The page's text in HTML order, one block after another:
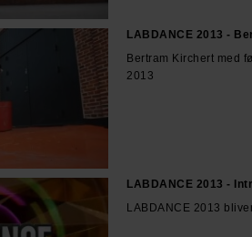
LABDANCE 2013 -
Bertram Kirchert med
2013
LABDANCE 2013 -
LABDANCE 2013